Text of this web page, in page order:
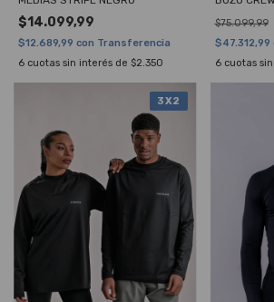
$14.099,99
$12.689,99 con Transferencia
6 cuotas sin interés de $2.350
$75.099,99
$47.312,99
6 cuotas
3X2